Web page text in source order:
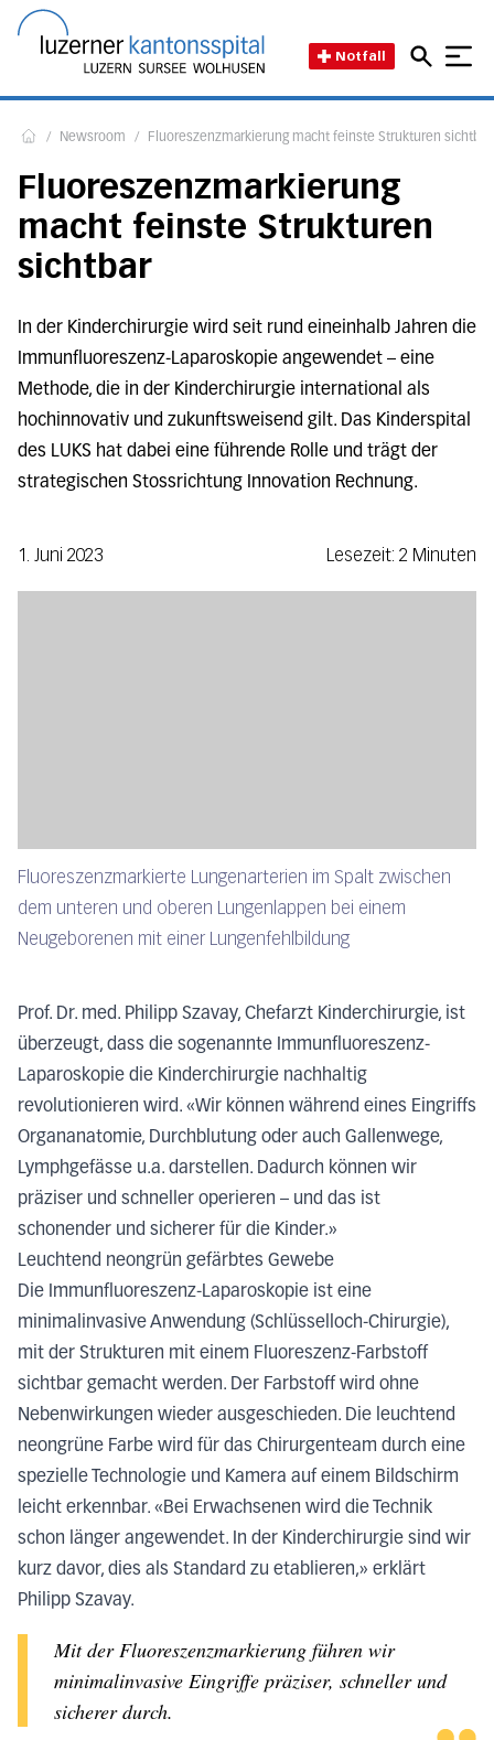
Notfall
/ Newsroom / Fluoreszenzmarkierung macht feinste Strukturen sichtbar
Fluoreszenzmarkierung
macht feinste Strukturen
sichtbar
In der Kinderchirurgie wird seit rund eineinhalb Jahren die
Immunfluoreszenz-Laparoskopie angewendet – eine
Methode, die in der Kinderchirurgie international als
hochinnovativ und zukunftsweisend gilt. Das Kinderspital
des LUKS hat dabei eine führende Rolle und trägt der
strategischen Stossrichtung Innovation Rechnung.
1. Juni 2023 Lesezeit: 2 Minuten
Fluoreszenzmarkierte Lungenarterien im Spalt zwischen
dem unteren und oberen Lungenlappen bei einem
Neugeborenen mit einer Lungenfehlbildung
Prof. Dr. med. Philipp Szavay, Chefarzt Kinderchirurgie, ist
überzeugt, dass die sogenannte Immunfluoreszenz-
Laparoskopie die Kinderchirurgie nachhaltig
revolutionieren wird. «Wir können während eines Eingriffs
Organanatomie, Durchblutung oder auch Gallenwege,
Lymphgefässe u.a. darstellen. Dadurch können wir
präziser und schneller operieren – und das ist
schonender und sicherer für die Kinder.»
Leuchtend neongrün gefärbtes Gewebe
Die Immunfluoreszenz-Laparoskopie ist eine
minimalinvasive Anwendung (Schlüsselloch-Chirurgie),
mit der Strukturen mit einem Fluoreszenz-Farbstoff
sichtbar gemacht werden. Der Farbstoff wird ohne
Nebenwirkungen wieder ausgeschieden. Die leuchtend
neongrüne Farbe wird für das Chirurgenteam durch eine
spezielle Technologie und Kamera auf einem Bildschirm
leicht erkennbar. «Bei Erwachsenen wird die Technik
schon länger angewendet. In der Kinderchirurgie sind wir
kurz davor, dies als Standard zu etablieren,» erklärt
Philipp Szavay.
Mit der Fluoreszenzmarkierung führen wir
minimalinvasive Eingriffe präziser, schneller und
sicherer durch.